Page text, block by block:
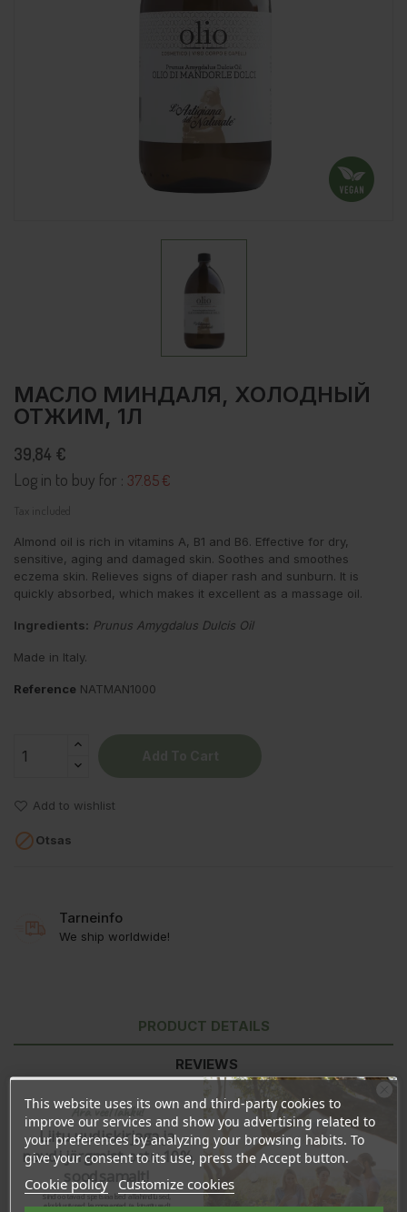
МАСЛО МИНДАЛЯ, ХОЛОДНЫЙ
ОТЖИМ, 1Л
39,84 €
Log in to buy for : 37.85 €
Tax included
Almond oil is rich in vitamins A, B1 and B6. Effective for dry,
sensitive, aging and damaged skin. Soothes and smoothes
eczema skin. Relieves signs of diaper rash and sunburn. It is
quickly absorbed, which makes it excellent as a massage oil.
Ingredients: Prunus Amygdalus Dulcis Oil
Made in Italy.
Reference NATMAN1000
Add to wishlist
Otsas
Tarneinfo
We ship worldwide!
PRODUCT DETAILS
REVIEWS
This website uses its own and third-party cookies to
improve our services and show you advertising related to
your preferences by analyzing your browsing habits. To
give your consent to its use, press the Accept button.
Cookie policy Customize cookies
Ära veel lahku!
Liitu uudiskirjaga ja
naudi järgmist ostu 10%
soodsamalt!
Sind ootavad spetsiaalsed allahindlused,
eksklusiivsed kampaaniad ja kingitused!